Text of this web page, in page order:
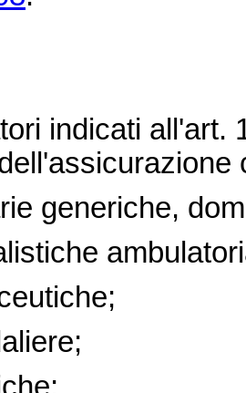
indicati all'art.
generiche,